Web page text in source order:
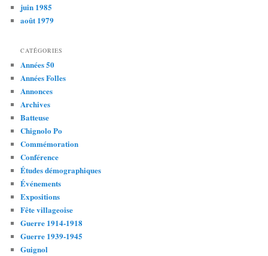
juin 1985
août 1979
CATÉGORIES
Années 50
Années Folles
Annonces
Archives
Batteuse
Chignolo Po
Commémoration
Conférence
Études démographiques
Événements
Expositions
Fête villageoise
Guerre 1914-1918
Guerre 1939-1945
Guignol